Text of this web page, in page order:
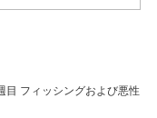
フィッシングおよび悪性